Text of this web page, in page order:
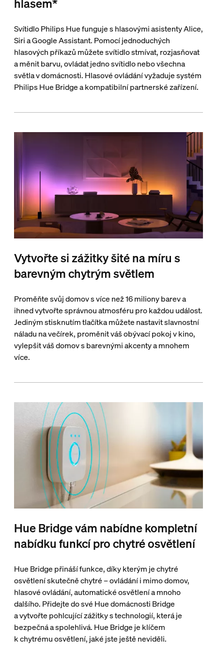
hlasem*
Svítidlo Philips Hue funguje s hlasovými asistenty Alice,
Siri a Google Assistant. Pomocí jednoduchých
hlasových příkazů můžete svítidlo stmívat, rozjasňovat
a měnit barvu, ovládat jedno svítidlo nebo všechna
světla v domácnosti. Hlasové ovládání vyžaduje systém
Philips Hue Bridge a kompatibilní partnerské zařízení.
Vytvořte si zážitky šité na míru s
barevným chytrým světlem
Proměňte svůj domov s více než 16 miliony barev a
ihned vytvořte správnou atmosféru pro každou událost.
Jediným stisknutím tlačítka můžete nastavit slavnostní
náladu na večírek, proměnit váš obývací pokoj v kino,
vylepšit váš domov s barevnými akcenty a mnohem
více.
Hue Bridge vám nabídne kompletní
nabídku funkcí pro chytré osvětlení
Hue Bridge přináší funkce, díky kterým je chytré
osvětlení skutečně chytré – ovládání i mimo domov,
hlasové ovládání, automatické osvětlení a mnoho
dalšího. Přidejte do své Hue domácnosti Bridge
a vytvořte pohlcující zážitky s technologií, která je
bezpečná a spolehlivá. Hue Bridge je klíčem
k chytrému osvětlení, jaké jste ještě neviděli.